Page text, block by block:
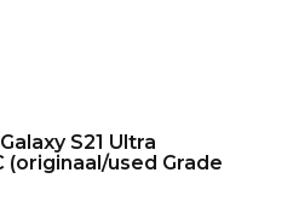
S21 Ultra
(originaal/used Grade